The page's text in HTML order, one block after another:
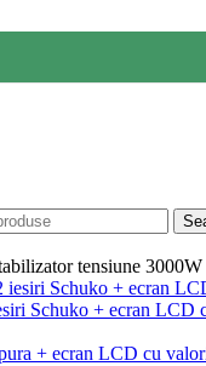
tensiune
Schuko + ecran